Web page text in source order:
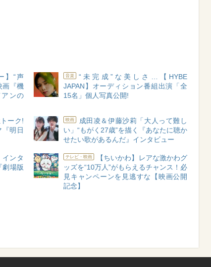
】“声
画『機
ンの
音楽
“未完成”な美しさ…【HYBE
JAPAN】オーディション番組出演「全
15名」個人写真公開!
ーク!
『明日
映画
成田凌＆伊藤沙莉「大人って難し
い」“もがく27歳”を描く『あなたに聴か
せたい歌があるんだ』インタビュー
インタ
劇場版
テレビ・映画
【ちいかわ】レアな激かわグ
ッズを“10万人”がもらえるチャンス！必
見キャンペーンを見逃すな【映画公開
記念】